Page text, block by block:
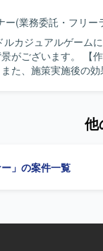
度の高い業務に携
与していただけます。 【開発環境
て、アウトゲームお
だきます。
ー(業務委託・フリー
ルカジュアルゲーム
売上、DAU、継続率、課金率など各種KPIの
た、施策実施後の
クライアントの要
おいて、KPI分析か
ていただきます。
他
ー」の案件一覧